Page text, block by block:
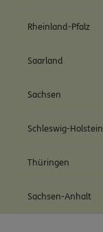
Rheinland-Pfalz
Saarland
Sachsen
Schleswig-Holstein
Thüringen
Sachsen-Anhalt